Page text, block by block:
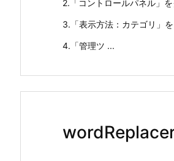
2.「コントロールパネル」を
3.「表示方法：カテゴリ」
4.「管理ツ ...